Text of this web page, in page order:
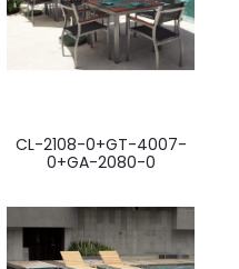
CL-2108-0+GT-4007-
0+GA-2080-0